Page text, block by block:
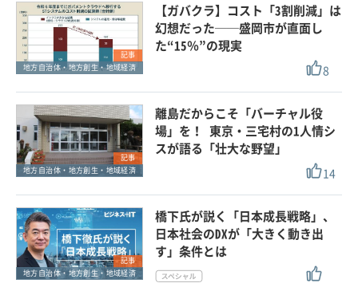
記事
地方自治体・地方創生・地域経済
【ガバクラ】コスト「3割削減」は
幻想だった──盛岡市が直面し
た“15％”の現実
8
記事
地方自治体・地方創生・地域経済
離島だからこそ「バーチャル役
場」を！ 東京・三宅村の1人情シ
スが語る「壮大な野望」
14
記事
地方自治体・地方創生・地域経済
橋下氏が説く「日本成長戦略」、
日本社会のDXが「大きく動き出
す」条件とは